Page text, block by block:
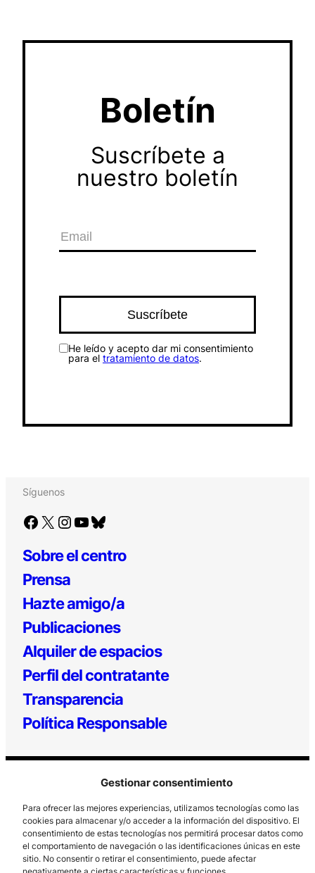
Gestionar consentimiento
Para ofrecer las mejores experiencias, utilizamos tecnologías como las
cookies para almacenar y/o acceder a la información del dispositivo. El
consentimiento de estas tecnologías nos permitirá procesar datos como
el comportamiento de navegación o las identificaciones únicas en este
sitio. No consentir o retirar el consentimiento, puede afectar
Boletín
Suscríbete a
nuestro boletín
He leído y acepto dar mi consentimiento
para el tratamiento de datos.
Síguenos
Facebook X Instagram YouTube Bluesky
Sobre el centro
Prensa
Hazte amigo/a
Publicaciones
Alquiler de espacios
Perfil del contratante
Transparencia
Política Responsable
Los Prados, 121 – 33203 Gijón
985 185 577 – info@laboralcentrodearte.org